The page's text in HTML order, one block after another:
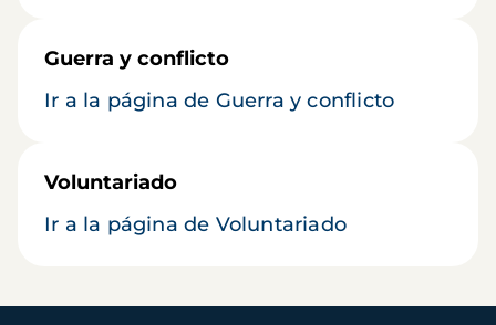
Guerra y conflicto
Ir a la página de Guerra y conflicto
Voluntariado
Ir a la página de Voluntariado